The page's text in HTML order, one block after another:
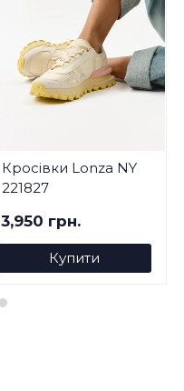
Кросівки Lonza NY
221827
3,950 грн.
Купити